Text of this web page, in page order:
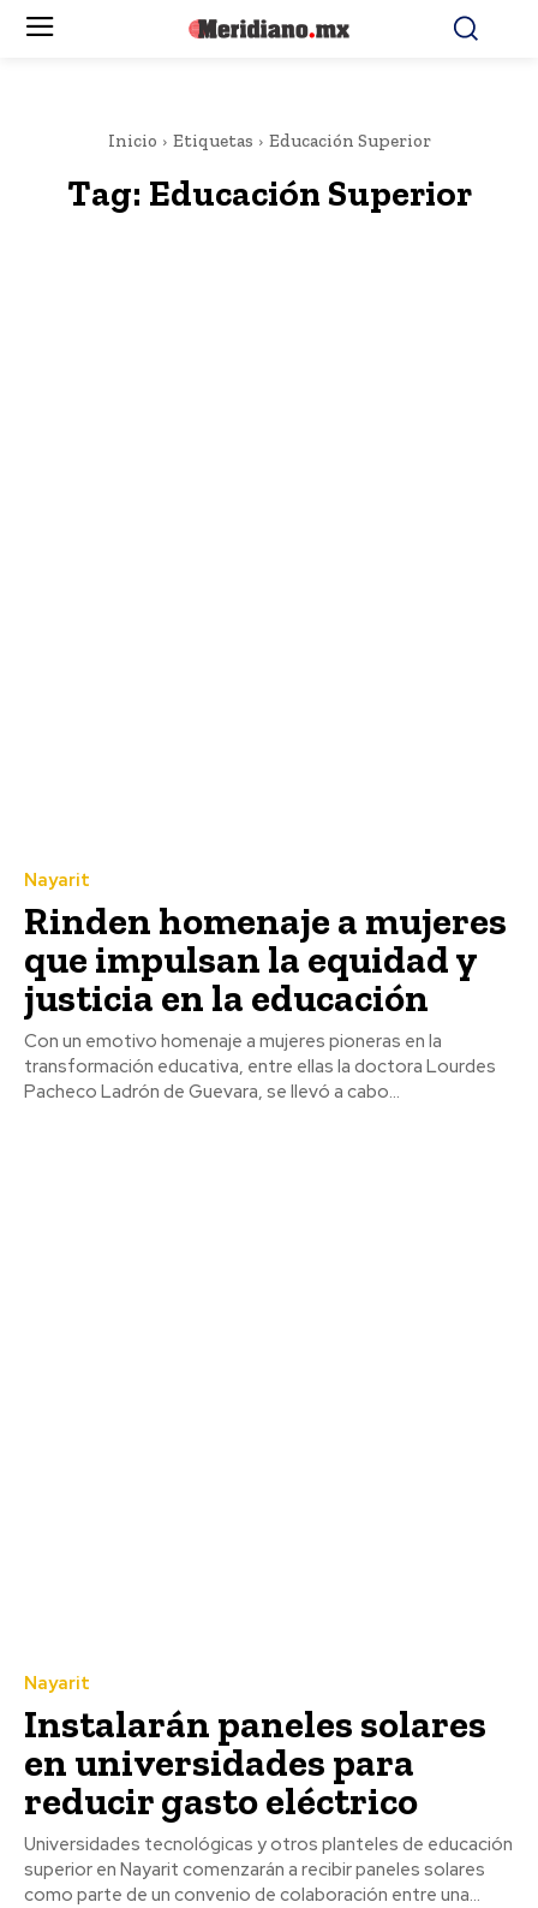
Inicio Etiquetas Educación Superior
Tag: Educación Superior
Nayarit
Rinden homenaje a mujeres
que impulsan la equidad y
justicia en la educación
Con un emotivo homenaje a mujeres pioneras en la
transformación educativa, entre ellas la doctora Lourdes
Pacheco Ladrón de Guevara, se llevó a cabo...
Nayarit
Instalarán paneles solares
en universidades para
reducir gasto eléctrico
Universidades tecnológicas y otros planteles de educación
superior en Nayarit comenzarán a recibir paneles solares
como parte de un convenio de colaboración entre una...